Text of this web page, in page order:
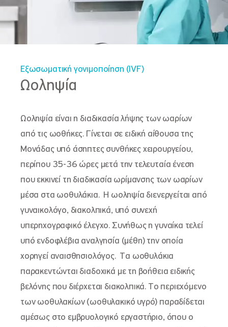
Εξωσωματική γονιμοποίηση (IVF)
Ωοληψία
Ωοληψία είναι η διαδικασία λήψης των ωαρίων
από τις ωοθήκες. Γίνεται σε ειδική αίθουσα της
Μονάδας υπό άσηπτες συνθήκες χειρουργείου,
περίπου 35-36 ώρες μετά την τελευταία ένεση
που εκκινεί τη διαδικασία ωρίμανσης των ωαρίων
μέσα στα ωοθυλάκια. Η ωοληψία διενεργείται από
γυναικολόγο, διακολπικά, υπό συνεχή
υπερηχογραφικό έλεγχο. Συνήθως η γυναίκα τελεί
υπό ενδοφλέβια αναλγησία (μέθη) την οποία
χορηγεί αναισθησιολόγος. Τα ωοθυλάκια
παρακεντώνται διαδοχικά με τη βοήθεια ειδικής
βελόνης που διέρχεται διακολπικά. Το περιεχόμενο
των ωοθυλακίων (ωοθυλακικό υγρό) παραδίδεται
αμέσως στο εμβρυολογικό εργαστήριο, όπου ο